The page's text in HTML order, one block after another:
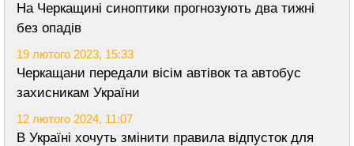
На Черкащині синоптики прогнозують два тижні
без опадів
19 лютого 2023, 15:33
Черкащани передали вісім автівок та автобус
захисникам України
12 лютого 2024, 11:07
В Україні хочуть змінити правила відпусток для